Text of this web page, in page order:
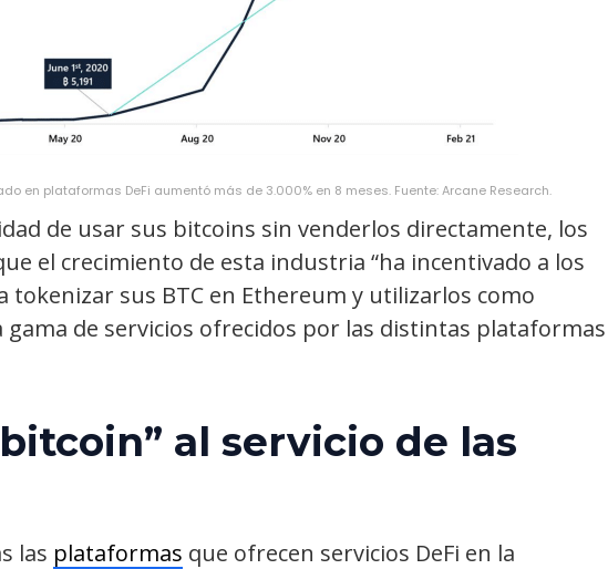
en plataformas DeFi aumentó más de 3.000% en 8 meses. Fuente: Arcane Research.
de usar sus bitcoins sin venderlos directamente, los
el crecimiento de esta industria “ha incentivado a los
tokenizar sus BTC en Ethereum y utilizarlos como
gama de servicios ofrecidos por las distintas plataformas
al servicio de las
las plataformas que ofrecen servicios DeFi en la